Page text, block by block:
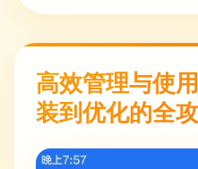
高效管理与使
装到优化的全